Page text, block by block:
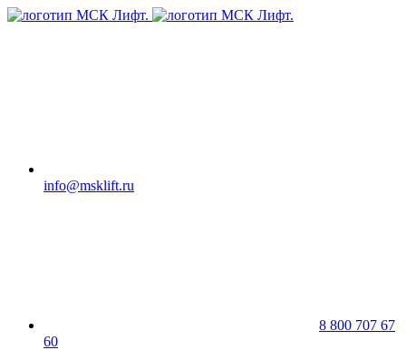
info@msklift.ru
8 800 707 67
60